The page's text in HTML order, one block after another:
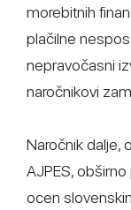
morebitnih
plačilne
nepravočasni
naročnikovi
Naročnik dalje,
AJPES,
ocen